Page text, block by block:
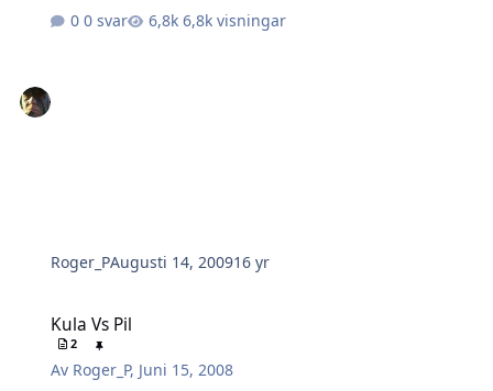
0 svar
6,8k visningar
Roger_PAugusti 14, 200916 yr
Kula Vs Pil
2
Av Roger_P, Juni 15, 2008